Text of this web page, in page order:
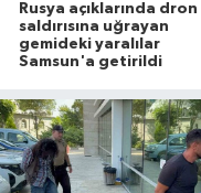
Rusya açıklarında dron
saldırısına uğrayan
gemideki yaralılar
Samsun'a getirildi